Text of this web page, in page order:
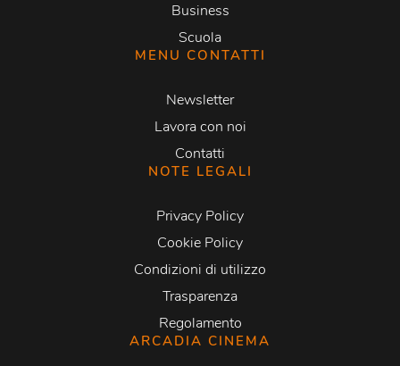
Business
Scuola
MENU CONTATTI
Newsletter
Lavora con noi
Contatti
NOTE LEGALI
Privacy Policy
Cookie Policy
Condizioni di utilizzo
Trasparenza
Regolamento
ARCADIA CINEMA